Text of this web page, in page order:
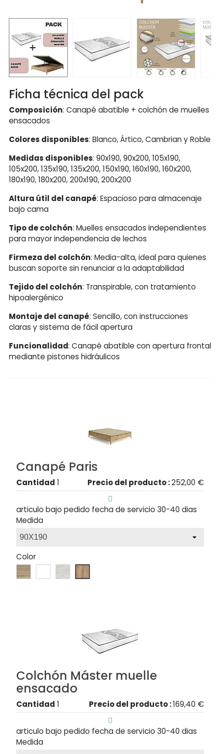
Ficha técnica del pack
Composición: Canapé abatible + colchón de muelles
ensacados
Colores disponibles: Blanco, Ártico, Cambrian y Roble
Medidas disponibles: 90x190, 90x200, 105x190,
105x200, 135x190, 135x200, 150x190, 160x190, 160x200,
180x190, 180x200, 200x190, 200x200
Altura útil del canapé: Espacioso para almacenaje
bajo cama
Tipo de colchón: Muelles ensacados independientes
para mayor independencia de lechos
Firmeza del colchón: Media-alta, ideal para quienes
buscan soporte sin renunciar a la adaptabilidad
Tejido del colchón: Transpirable, con tratamiento
hipoalergénico
Montaje del canapé: Sencillo, con instrucciones
claras y sistema de fácil apertura
Funcionalidad: Canapé abatible con apertura frontal
mediante pistones hidráulicos
Canapé Paris
Cantidad 1 Precio del producto :252,00 €

articulo bajo pedido fecha de servicio 30-40 dias
Medida
Color
Colchón Máster muelle
ensacado
Cantidad 1 Precio del producto :169,40 €

articulo bajo pedido fecha de servicio 30-40 dias
Medida